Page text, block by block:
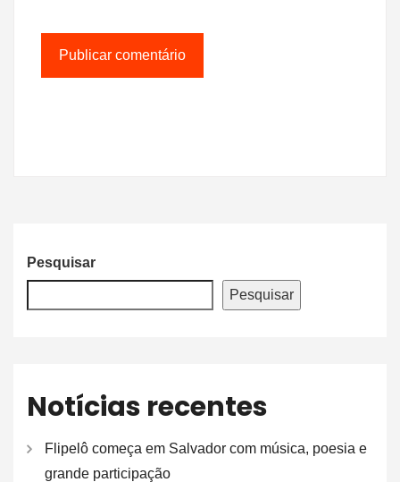
Pesquisar
Pesquisar
Notícias recentes
Flipelô começa em Salvador com música, poesia e
grande participação